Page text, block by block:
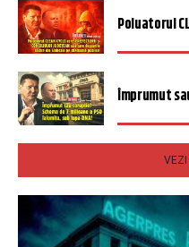
Poluatorul
Împrumut
VEZI